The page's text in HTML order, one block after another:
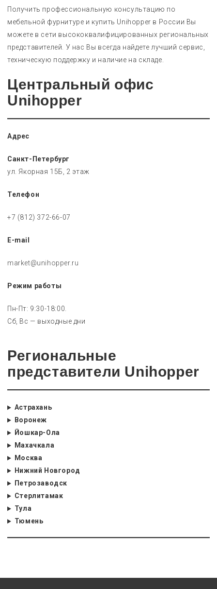
Получить профессиональную консультацию по
мебельной фурнитуре и купить Unihopper в России Вы
можете в сети высококвалифицированных региональных
представителей. У нас Вы всегда найдете лучший сервис,
техническую поддержку и наличие на складе.
Центральный офис
Unihopper
Адрес
Санкт-Петербург
ул. Якорная 15Б, 2 этаж
Телефон
+7 (812) 372-66-07
E-mail
market@unihopper.ru
Режим работы
Пн-Пт: 9:30-18:00.
Сб, Вс — выходные дни
Региональные
представители Unihopper
Астрахань
Воронеж
Йошкар-Ола
Махачкала
Москва
Нижний Новгород
Петрозаводск
Стерлитамак
Тула
Тюмень